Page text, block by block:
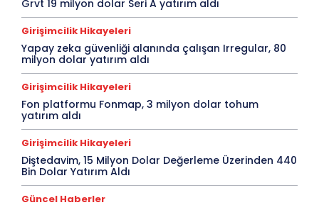
Grvt 19 milyon dolar Seri A yatırım aldı
Girişimcilik Hikayeleri
Yapay zeka güvenliği alanında çalışan Irregular, 80
milyon dolar yatırım aldı
Girişimcilik Hikayeleri
Fon platformu Fonmap, 3 milyon dolar tohum
yatırım aldı
Girişimcilik Hikayeleri
Diştedavim, 15 Milyon Dolar Değerleme Üzerinden 440
Bin Dolar Yatırım Aldı
Güncel Haberler